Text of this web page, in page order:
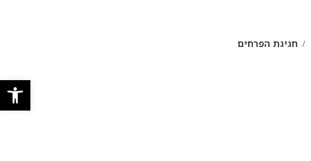
פתח
חגיגת הפרחים